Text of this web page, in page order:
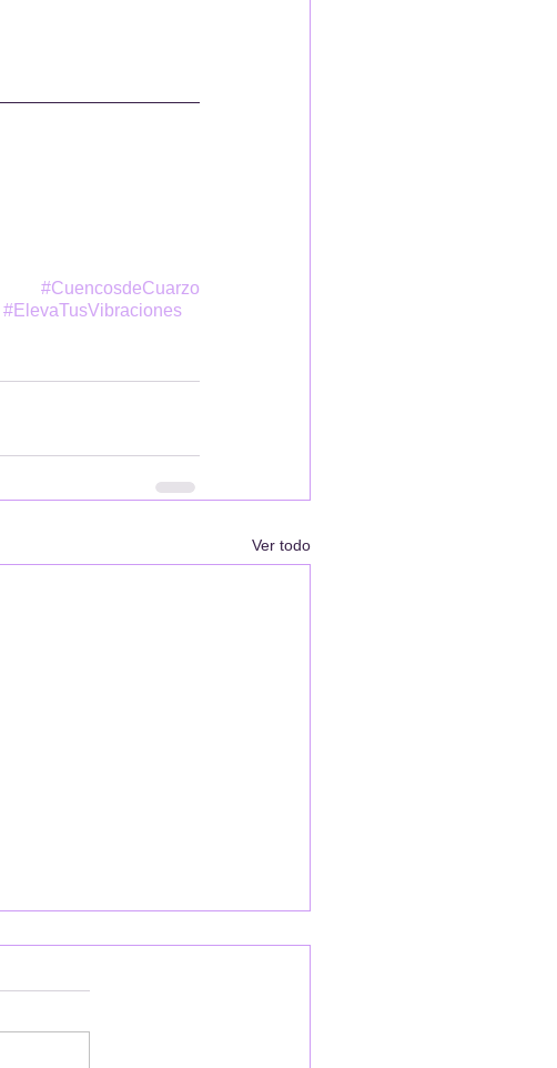
#CuencosdeCuarzo
#ElevaTusVibraciones
Ver todo